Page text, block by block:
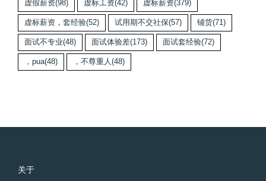
虚假薪资(98) 虚标工资(42) 虚标薪资(379)
虚标薪资，套经验(52) 试用期不交社保(57) 铺货(71)
面试不专业(48) 面试体验差(173) 面试套经验(72)
，pua(48) ，不尊重人(48)
关于